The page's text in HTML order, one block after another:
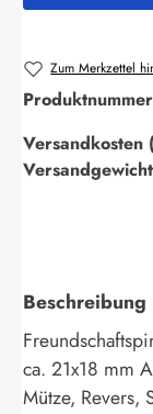
Zum Merkzettel
Versandkosten
Beschreibung
ca. 21x18 mm
Mütze, Revers,